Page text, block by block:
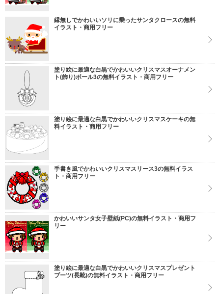
縁無しでかわいいソリに乗ったサンタクロースの無料
イラスト・商用フリー
塗り絵に最適な白黒でかわいいクリスマスオーナメン
ト(飾り)ボール3の無料イラスト・商用フリー
塗り絵に最適な白黒でかわいいクリスマスケーキの無
料イラスト・商用フリー
手書き風でかわいいクリスマスリース3の無料イラス
ト・商用フリー
かわいいサンタ女子壁紙(PC)の無料イラスト・商用フ
リー
塗り絵に最適な白黒でかわいいクリスマスプレゼント
ブーツ(長靴)の無料イラスト・商用フリー